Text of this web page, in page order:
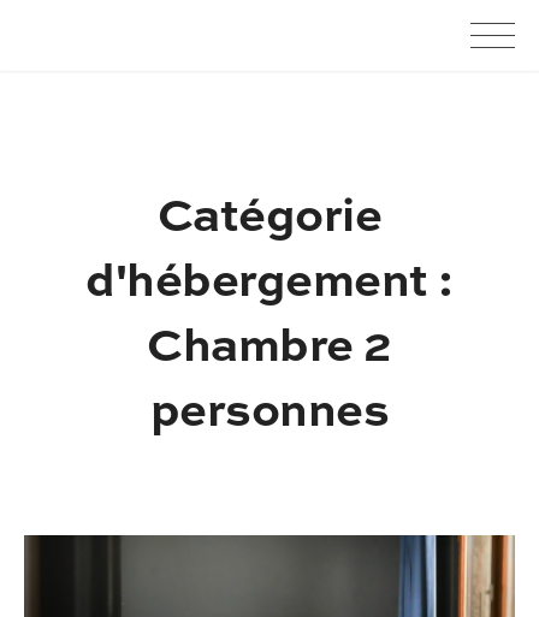
Catégorie
d'hébergement :
Chambre 2
personnes